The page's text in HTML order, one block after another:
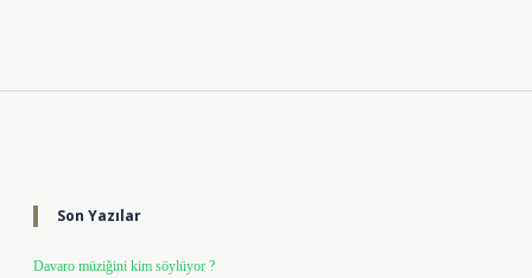
Son Yazılar
Davaro müziğini kim söylüyor ?